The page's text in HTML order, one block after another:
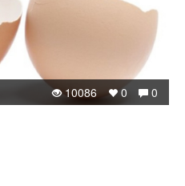
0
0
10086